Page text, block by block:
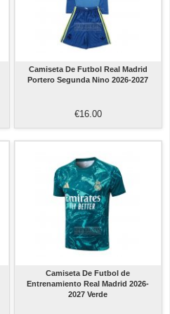
Camiseta De Futbol Real Madrid
Portero Segunda Nino 2026-2027
€16.00
Camiseta De Futbol de
Entrenamiento Real Madrid 2026-
2027 Verde